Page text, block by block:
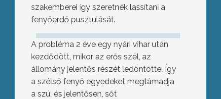
szakemberei így szeretnék lassítani a
fenyőerdő pusztulását.
A probléma 2 éve egy nyári vihar után
kezdődött, mikor az erős szél, az
állomány jelentős részét ledöntötte. Így
a szélső fenyő egyedeket megtámadja
a szú, és jelentősen, sőt